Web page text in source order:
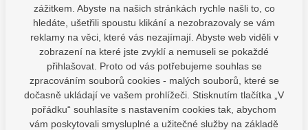
zážitkem. Abyste na našich stránkách rychle našli to, co
hledáte, ušetřili spoustu klikání a nezobrazovaly se vám
reklamy na věci, které vás nezajímají. Abyste web viděli v
zobrazení na které jste zvyklí a nemuseli se pokaždé
přihlašovat. Proto od vás potřebujeme souhlas se
zpracováním souborů cookies - malých souborů, které se
dočasně ukládají ve vašem prohlížeči. Stisknutím tlačítka „V
pořádku“ souhlasíte s nastavením cookies tak, abychom
vám poskytovali smysluplné a užitečné služby na základě